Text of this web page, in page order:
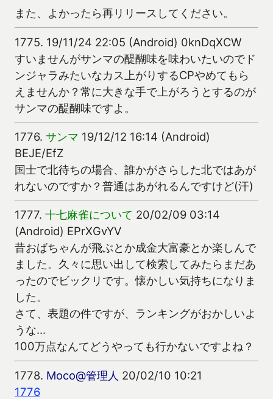
また、よかったら再リリースしてください。
1775. 19/11/24 22:05 (Android) 0knDqXCW
すいませんがサンマの醍醐味を味わいたいのでド
ンジャラみたいなカス上がりするCPやめてもら
えませんか？常に大きな手で上がろうとするのが
サンマの醍醐味ですよ。
1776. サンマ 19/12/12 16:14 (Android)
BEJE/EfZ
国士で北待ちの場合、誰かがさらした北ではあが
れないのですか？普通はあがれるんですけど(汗)
1777. 十七麻雀について 20/02/09 03:14
(Android) EPrXGvYV
昔おばちゃんが飛ぶとか成金大富豪とか楽しんで
ました。久々に思い出して検索してみたらまだあ
ったのでビックリです。懐かしい気持ちになりま
した。
さて、表題の件ですが、ランキングがおかしいよ
うな…
100万点なんてどうやっても行かないですよね？
1778. Moco@管理人 20/02/10 10:21
1776